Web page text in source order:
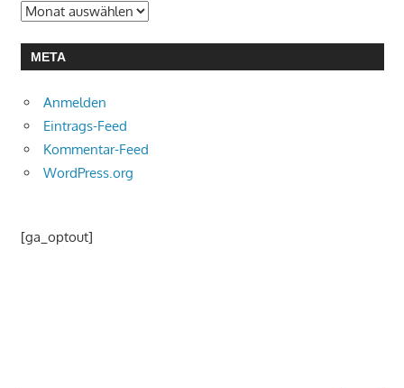
Archiv
META
Anmelden
Eintrags-Feed
Kommentar-Feed
WordPress.org
[ga_optout]